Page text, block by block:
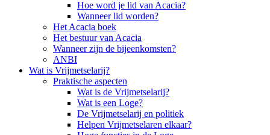
Hoe word je lid van Acacia?
Wanneer lid worden?
Het Acacia boek
Het bestuur van Acacia
Wanneer zijn de bijeenkomsten?
ANBI
Wat is Vrijmetselarij?
Praktische aspecten
Wat is de Vrijmetselarij?
Wat is een Loge?
De Vrijmetselarij en politiek
Helpen Vrijmetselaren elkaar?